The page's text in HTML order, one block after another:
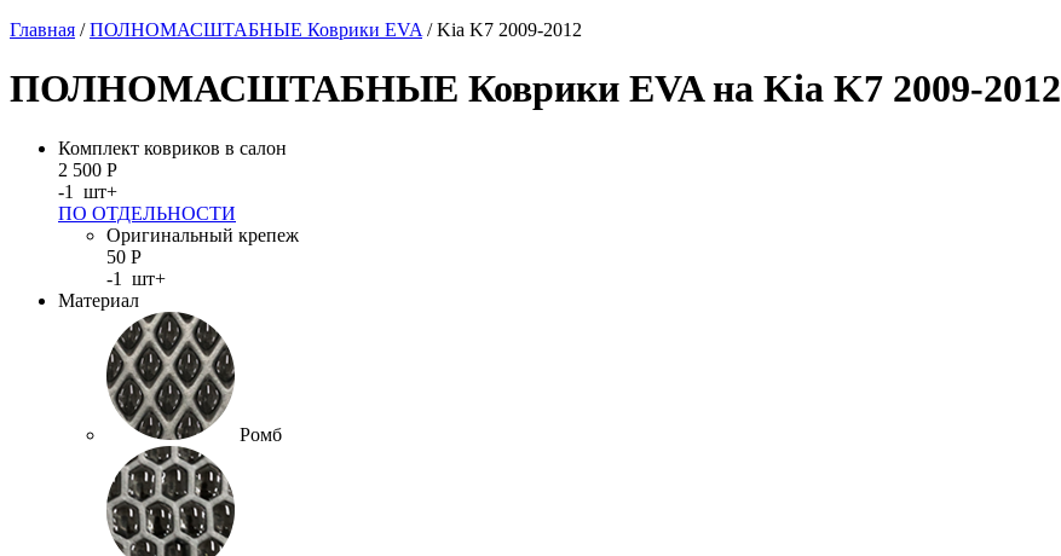
Главная /ПОЛНОМАСШТАБНЫЕ Коврики EVA / Kia K7 2009-2012
ПОЛНОМАСШТАБНЫЕ Коврики EVA на Kia K7 2009-2012
Комплект ковриков в салон
2 500 Р
-1 шт+
ПО ОТДЕЛЬНОСТИ
Оригинальный крепеж
50 Р
-1 шт+
Материал
Ромб